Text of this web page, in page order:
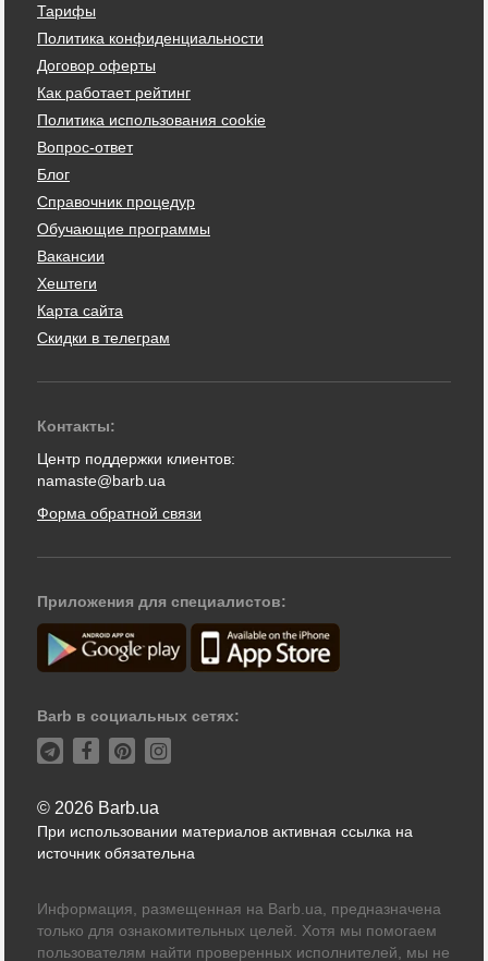
Тарифы
Политика конфиденциальности
Договор оферты
Как работает рейтинг
Политика использования cookie
Вопрос-ответ
Блог
Справочник процедур
Обучающие программы
Вакансии
Хештеги
Карта сайта
Скидки в телеграм
Контакты:
Центр поддержки клиентов:
namaste@barb.ua
Форма обратной связи
Приложения для специалистов:
Barb в социальных сетях:
© 2026 Barb.ua
При использовании материалов активная ссылка на
источник обязательна
Информация, размещенная на Barb.ua, предназначена
только для ознакомительных целей. Хотя мы помогаем
пользователям найти проверенных исполнителей, мы не